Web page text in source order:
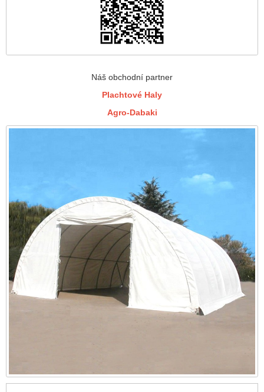
Náš obchodní partner
Plachtové Haly
Agro-Dabaki